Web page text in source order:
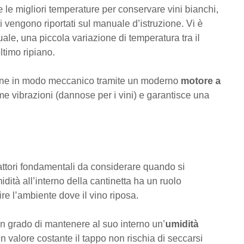
le migliori temperature per conservare vini bianchi,
vengono riportati sul manuale d’istruzione. Vi è
una piccola variazione di temperatura tra il
ripiano.
in modo meccanico tramite un moderno motore a
vibrazioni (dannose per i vini) e garantisce una
fondamentali da considerare quando si
all’interno della cantinetta ha un ruolo
l’ambiente dove il vino riposa.
grado di mantenere al suo interno un’umidità
valore costante il tappo non rischia di seccarsi